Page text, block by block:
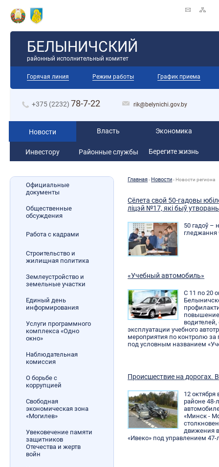
БЕЛЫНИЧСКИЙ
районный исполнительный комитет
Горячая линия Режим работы График приема
+375 (2232) 78-7-22 rik@belynichi.gov.by
Новости Власть Экономика
Инвестору Районные службы Берегите жизнь
Официальные
документы
Общественные
обсуждения
Работа с кадрами
Строительство и
жилищная политика
Землеустройство и
земельные участки
Единый день
информирования
Услуги программного
комплекса «Одно
окно»
Наблюдательная
комиссия
О борьбе с
коррупцией
Свободная
экономическая зона
«Могилев»
Увековечение памяти
защитников
Отечества и жертв
войн
Главная- Новости- Новости региона
Сёлета свой 50-гадовы
ліцэй №17, які быў
50 гадоў –
гледжання
«Учебный автомобиль»
С 11 по 20
повышение
эксплуатации учебного
мероприятия по контролю
под условным названием
Происшествие на дорогах.
12
районе 48-
«Минск -
движения
«Ивеко» под управлением